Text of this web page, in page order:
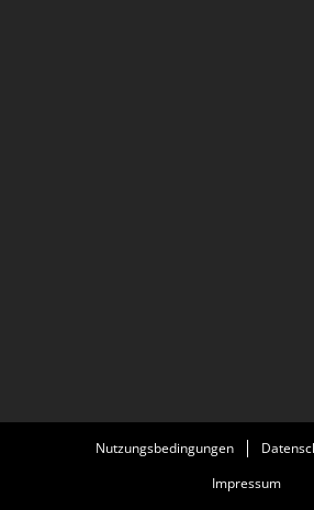
Nutzungsbedingungen
Impressum